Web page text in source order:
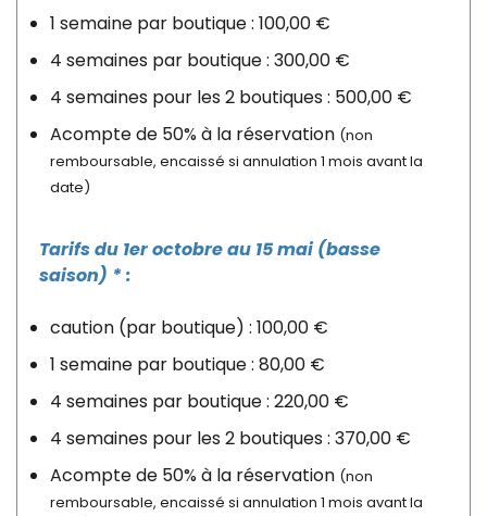
1 semaine par boutique : 100,00 €
4 semaines par boutique : 300,00 €
4 semaines pour les 2 boutiques : 500,00 €
Acompte de 50% à la réservation (non
remboursable, encaissé si annulation 1 mois avant la
date)
Tarifs du 1er octobre au 15 mai (basse
saison) * :
caution (par boutique) : 100,00 €
1 semaine par boutique : 80,00 €
4 semaines par boutique : 220,00 €
4 semaines pour les 2 boutiques : 370,00 €
Acompte de 50% à la réservation (non
remboursable, encaissé si annulation 1 mois avant la